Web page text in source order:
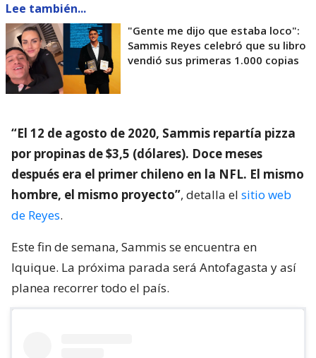
Lee también...
"Gente me dijo que estaba loco":
Sammis Reyes celebró que su libro
vendió sus primeras 1.000 copias
“El 12 de agosto de 2020, Sammis repartía pizza
por propinas de $3,5 (dólares). Doce meses
después era el primer chileno en la NFL. El mismo
hombre, el mismo proyecto”, detalla el sitio web
de Reyes.
Este fin de semana, Sammis se encuentra en
Iquique. La próxima parada será Antofagasta y así
planea recorrer todo el país.